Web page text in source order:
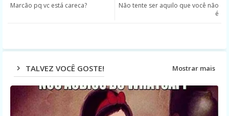
ats
Não tente ser aquilo que você não
é
Marcão pq vc está careca?
TALVEZ VOCÊ GOSTE! Mostrar mais